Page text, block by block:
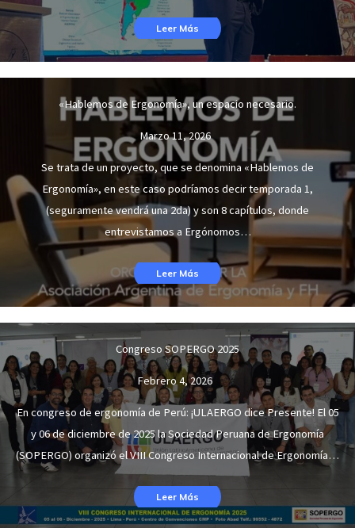
Leer Más
«Hablemos de Ergonomía», un espacio necesario.
Marzo 11, 2026
Se trata de un proyecto, que se denomina «Hablemos de
Ergonomía», en este caso podríamos decir temporada 1,
(seguramente vendrá una 2da) y son 8 capítulos, donde
entrevistamos a Ergónomos…
Leer Más
Congreso SOPERGO 2025
Febrero 4, 2026
En congreso de ergonomía de Perú: ¡ULAERGO dice Presente! El 05
y 06 de diciembre de 2025 la Sociedad Peruana de Ergonomía
(SOPERGO) organizó el VIII Congreso Internacional de Ergonomía…
Leer Más